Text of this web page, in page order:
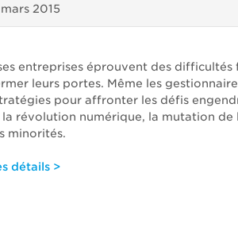
2015
entreprises éprouvent des
leurs portes. Même les
pour affronter les défis
la révolution numérique, la mutation de
minorités.
détails >